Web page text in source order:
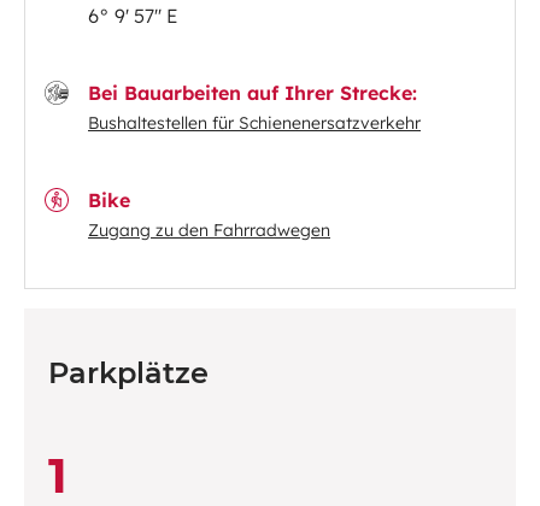
6° 9' 57'' E
Bei Bauarbeiten auf Ihrer Strecke:
Bushaltestellen für Schienenersatzverkehr
Bike
Zugang zu den Fahrradwegen
Parkplätze
1